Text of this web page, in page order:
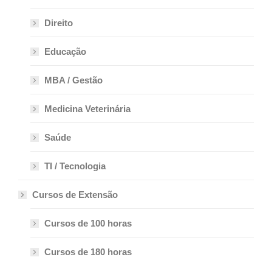
Direito
Educação
MBA / Gestão
Medicina Veterinária
Saúde
TI / Tecnologia
Cursos de Extensão
Cursos de 100 horas
Cursos de 180 horas